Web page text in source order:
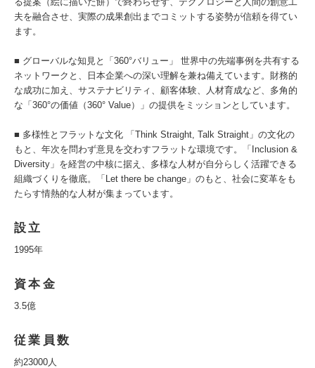
夫を融合させ、実際の成果創出までコミットする姿勢が信頼を得てい
ます。
■ グローバルな知見と「360°バリュー」 世界中の先端事例を共有する
ネットワークと、日本企業への深い理解を兼ね備えています。財務的
な成功に加え、サステナビリティ、顧客体験、人材育成など、多角的
な「360°の価値（360° Value）」の提供をミッションとしています。
■ 多様性とフラットな文化 「Think Straight, Talk Straight」の文化の
もと、年次を問わず意見を交わすフラットな環境です。「Inclusion &
Diversity」を経営の中核に据え、多様な人材が自分らしく活躍できる
組織づくりを徹底。「Let there be change」のもと、社会に変革をも
たらす情熱的な人材が集まっています。
設立
1995年
資本金
3.5億
従業員数
約23000人